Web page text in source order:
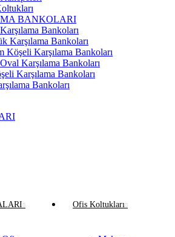
BANKOLARI
Bankoları
Karşılama Bankoları
Köşeli Karşılama Bankoları
Karşılama Bankoları
Karşılama Bankoları
Bankoları
Ofis Koltukları